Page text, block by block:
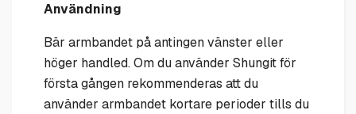
Användning
Bär armbandet på antingen vänster eller
höger handled. Om du använder Shungit för
första gången rekommenderas att du
använder armbandet kortare perioder tills du